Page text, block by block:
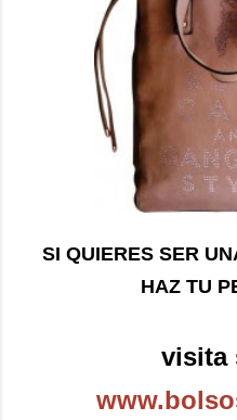
SI QUIERES SER
HAZ TU
visita